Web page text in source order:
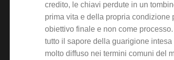
credito, le chiavi perdute in un
prima vita e della propria condizione
obiettivo finale e non come
tutto il sapore della guarigione
molto diffuso nei termini comuni del